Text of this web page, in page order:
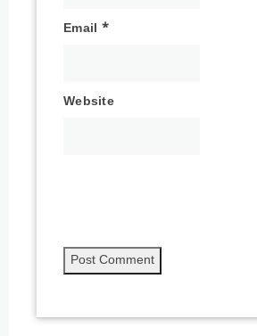
Email *
Website